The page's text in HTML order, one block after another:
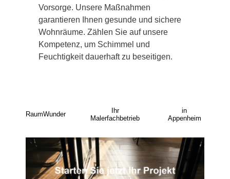
Vorsorge. Unsere Maßnahmen
garantieren Ihnen gesunde und sichere
Wohnräume. Zählen Sie auf unsere
Kompetenz, um Schimmel und
Feuchtigkeit dauerhaft zu beseitigen.
RaumWunder
Ihr
Malerfachbetrieb
in
Appenheim